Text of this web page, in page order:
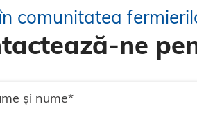
comunitatea
ne